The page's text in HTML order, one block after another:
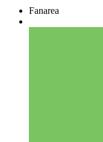
Fanarea